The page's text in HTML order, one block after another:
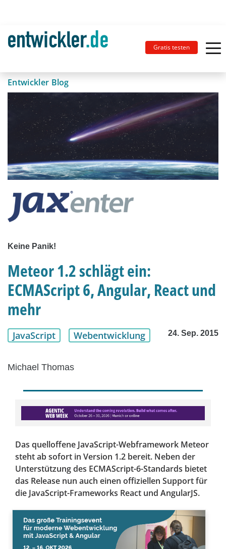
Gratis testen
Entwickler Blog
Keine Panik!
Meteor 1.2 schlägt ein:
ECMAScript 6, Angular, React und
mehr
JavaScript Webentwicklung 24. Sep. 2015
Michael Thomas
Das quelloffene JavaScript-Webframework Meteor
steht ab sofort in Version 1.2 bereit. Neben der
Unterstützung des ECMAScript-6-Standards bietet
das Release nun auch einen offiziellen Support für
die JavaScript-Frameworks React und AngularJS.